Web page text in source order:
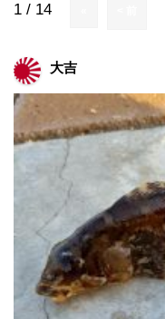
1 / 14
大吉